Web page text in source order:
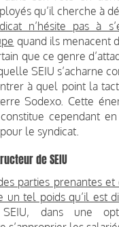
qu’il cherche à
n’hésite pas à
quand ils menacent
que ce genre
SEIU s’acharne
à quel point la
Sodexo. Cette
cependant
le syndicat.
de SEIU
parties prenantes
un tel poids qu’il est
SEIU, dans une